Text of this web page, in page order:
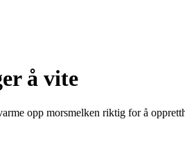
å vite
opp morsmelken riktig for å